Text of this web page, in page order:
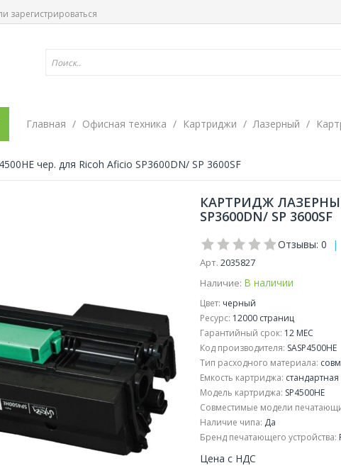
зарегистрироваться
Главная Офисная техника Картриджи Лазерный
чер. для Ricoh Aficio SP3600DN/ SP 3600SF
КАРТРИДЖ ЛАЗЕРНЫЙ
SP3600DN/ SP 3600SF
Отзывы: 0 |
Арт. 2035827
Наличие: В наличии
Цвет: черный
Ресурс: 12000 страниц
Гарантийный срок: 12 МЕС
Код производителя: SASP4500HE
Тип расходного материала:
Емкость картриджа: стандартная
Модель картриджа: SP4500HE
Совместимые модели
Наличие чипа: Да
Бренд печатающего устройства:
Цена с НДС